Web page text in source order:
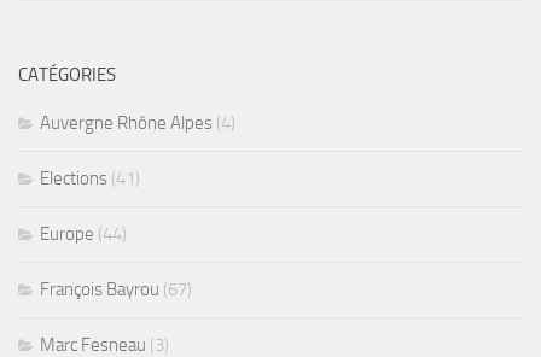
CATÉGORIES
Auvergne Rhône Alpes (4)
Elections (41)
Europe (44)
François Bayrou (67)
Marc Fesneau (3)